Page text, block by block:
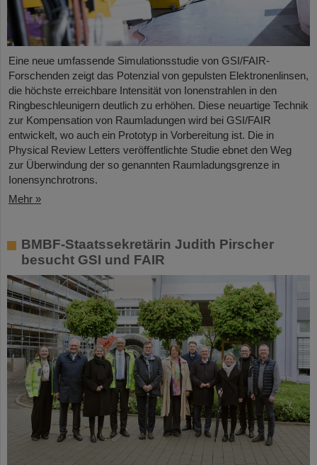
Eine neue umfassende Simulationsstudie von GSI/FAIR-
Forschenden zeigt das Potenzial von gepulsten Elektronenlinsen,
die höchste erreichbare Intensität von Ionenstrahlen in den
Ringbeschleunigern deutlich zu erhöhen. Diese neuartige Technik
zur Kompensation von Raumladungen wird bei GSI/FAIR
entwickelt, wo auch ein Prototyp in Vorbereitung ist. Die in
Physical Review Letters veröffentlichte Studie ebnet den Weg
zur Überwindung der so genannten Raumladungsgrenze in
Ionensynchrotrons.
Mehr »
BMBF-Staatssekretärin Judith Pirscher
besucht GSI und FAIR